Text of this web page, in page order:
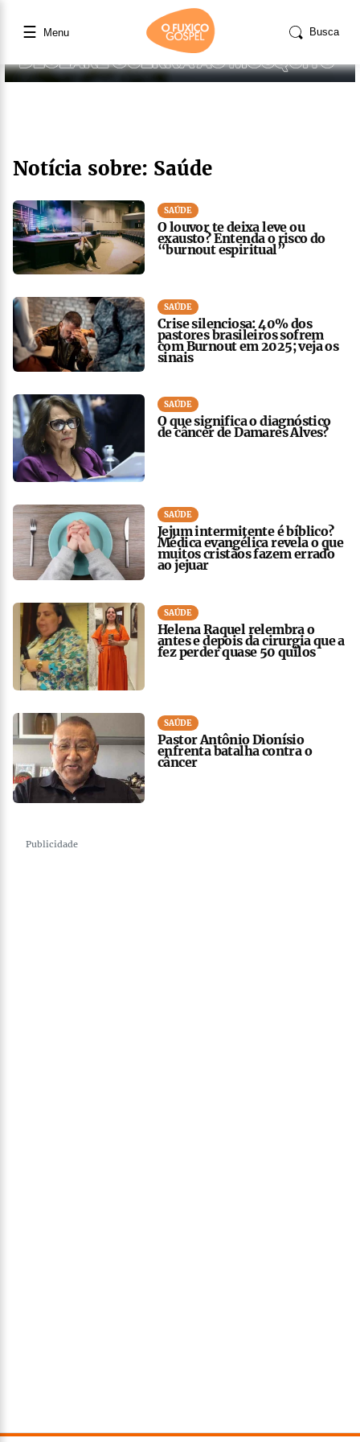
☰ Menu Busca
Notícia sobre: Saúde
SAÚDE
O louvor te deixa leve ou
exausto? Entenda o risco do
“burnout espiritual”
SAÚDE
Crise silenciosa: 40% dos
pastores brasileiros sofrem
com Burnout em 2025; veja os
sinais
SAÚDE
O que significa o diagnóstico
de câncer de Damares Alves?
SAÚDE
Jejum intermitente é bíblico?
Médica evangélica revela o que
muitos cristãos fazem errado
ao jejuar
SAÚDE
Helena Raquel relembra o
antes e depois da cirurgia que a
fez perder quase 50 quilos
SAÚDE
Pastor Antônio Dionísio
enfrenta batalha contra o
câncer
Publicidade